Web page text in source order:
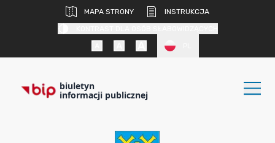
MAPA STRONY
INSTRUKCJA
biuletyn
informacji publicznej